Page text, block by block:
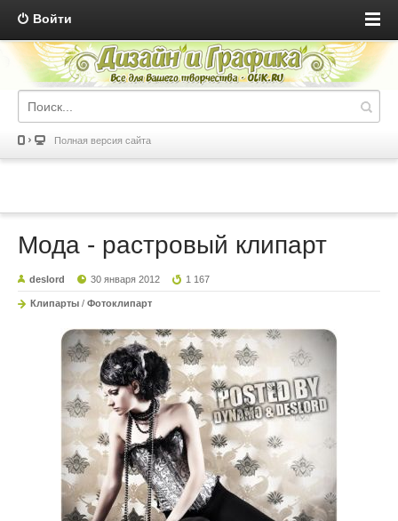
Войти
Полная версия сайта
Мода - растровый клипарт
deslord 30 января 2012 1 167
Клипарты / Фотоклипарт